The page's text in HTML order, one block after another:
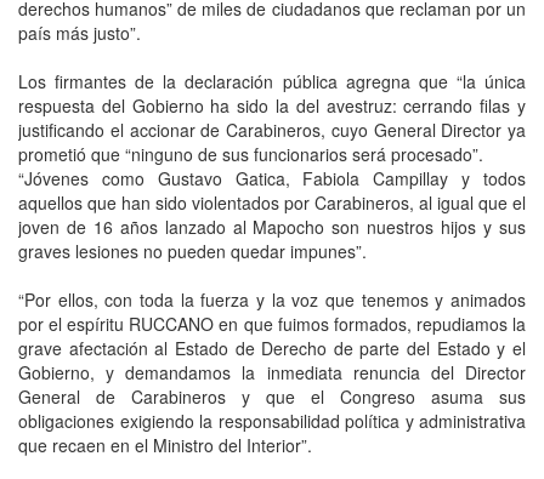
derechos humanos” de miles de ciudadanos que reclaman por un
país más justo”.
Los firmantes de la declaración pública agregna que “la única
respuesta del Gobierno ha sido la del avestruz: cerrando filas y
justificando el accionar de Carabineros, cuyo General Director ya
prometió que “ninguno de sus funcionarios será procesado”.
“Jóvenes como Gustavo Gatica, Fabiola Campillay y todos
aquellos que han sido violentados por Carabineros, al igual que el
joven de 16 años lanzado al Mapocho son nuestros hijos y sus
graves lesiones no pueden quedar impunes”.
“Por ellos, con toda la fuerza y la voz que tenemos y animados
por el espíritu RUCCANO en que fuimos formados, repudiamos la
grave afectación al Estado de Derecho de parte del Estado y el
Gobierno, y demandamos la inmediata renuncia del Director
General de Carabineros y que el Congreso asuma sus
obligaciones exigiendo la responsabilidad política y administrativa
que recaen en el Ministro del Interior”.